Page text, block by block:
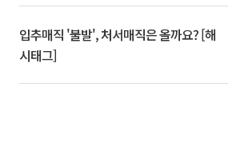
입추매직 '불발', 처서매직은 올까요? [해
시태그]